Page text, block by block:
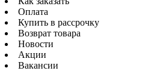
Оплата
Купить в рассрочку
Возврат товара
Новости
Акции
Вакансии